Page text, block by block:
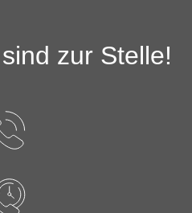
zur Stelle!